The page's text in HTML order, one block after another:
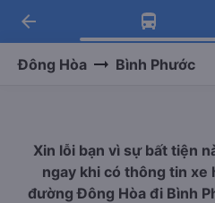
Tải app Vexere
Nhận ưu đãi thành
Tải app Vexere
-30k/ghế khi đặt
arrow_back
Đông Hòa Bình Phước
Xin lỗi bạn vì sự bất tiện
ngay khi có thông tin
đường Đông Hòa đi Bình